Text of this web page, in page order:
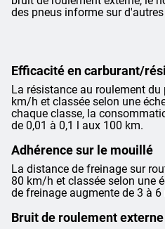
des pneus informe sur
Efficacité en carburant/
La résistance au roulement du
km/h et classée selon une
chaque classe, la
de 0,01 à 0,1 l aux 100 km.
Adhérence sur le mouillé
La distance de freinage sur
80 km/h et classée selon une
de freinage augmente de 3 à 6
Bruit de roulement externe